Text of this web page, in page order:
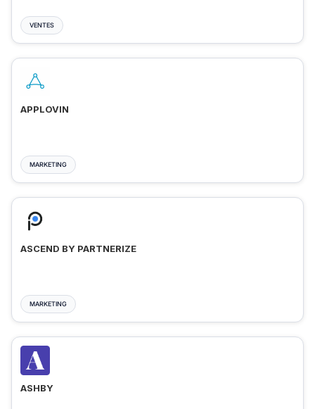
VENTES
APPLOVIN
MARKETING
ASCEND BY PARTNERIZE
MARKETING
ASHBY